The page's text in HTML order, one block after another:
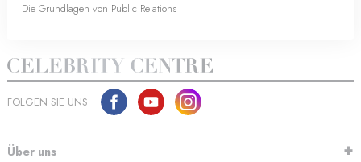
Die Grundlagen von Public Relations
FOLGEN SIE UNS
Über uns